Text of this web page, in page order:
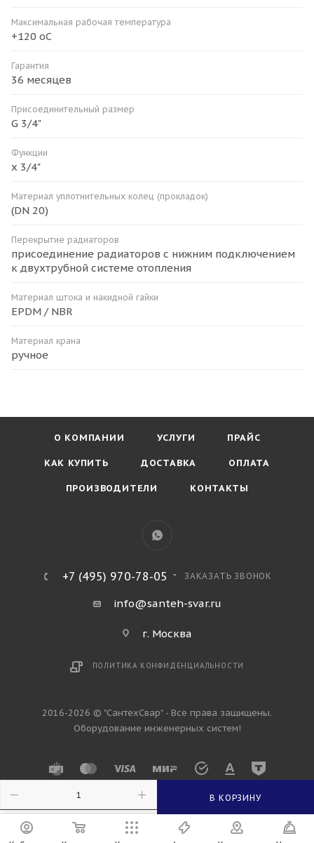
В КОРЗИНУ
Максимальная рабочая температура
+120 оС
Гарантия
36 месяцев
Присоединительный размер
G 3/4"
Функции
х 3/4"
Материал уплотнительных колец (прокладок)
(DN 20)
Перекрытие радиаторов
присоединение радиаторов с нижним подключением
к двухтрубной системе отопления
Материал штока и накидной гайки
EPDM / NBR
Материал крана
ручное
О КОМПАНИИ УСЛУГИ ПРАЙС
КАК КУПИТЬ ДОСТАВКА ОПЛАТА
ПРОИЗВОДИТЕЛИ КОНТАКТЫ
+7 (495) 970-78-05 ЗАКАЗАТЬ ЗВОНОК
info@santeh-svar.ru
г. Москва
ПОЛИТИКА КОНФИДЕНЦИАЛЬНОСТИ
2016-2026 © "СантехСвар" - Все права защищены.
Оборудование инженерных систем!